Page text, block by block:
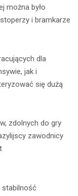
można było
i bramkarze
dla
jak i
się dużą
zdolnych do gry
zawodnicy
stabilność